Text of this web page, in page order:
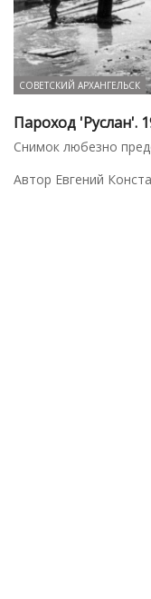
СОВЕТСКИЙ АРХАНГЕЛЬСК
Пароход 'Руслан'.
Снимок любезно
Автор Евгений